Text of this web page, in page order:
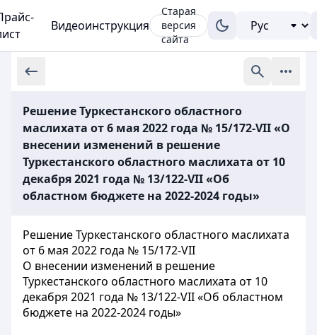
Видеоинструкция
Старая
версия
сайта
Решение Туркестанского областного
маслихата от 6 мая 2022 года № 15/172-VII «О
внесении изменений в решение
Туркестанского областного маслихата от 10
декабря 2021 года № 13/122-VІI «Об
областном бюджете на 2022-2024 годы»
Решение Туркестанского областного маслихата
от 6 мая 2022 года № 15/172-VII
О внесении изменений в решение
Туркестанского областного маслихата от 10
декабря 2021 года № 13/122-VІI «Об областном
бюджете на 2022-2024 годы»